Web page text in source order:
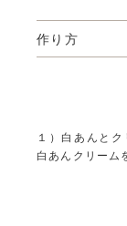
作り方
１）白あんと
白あんクリーム